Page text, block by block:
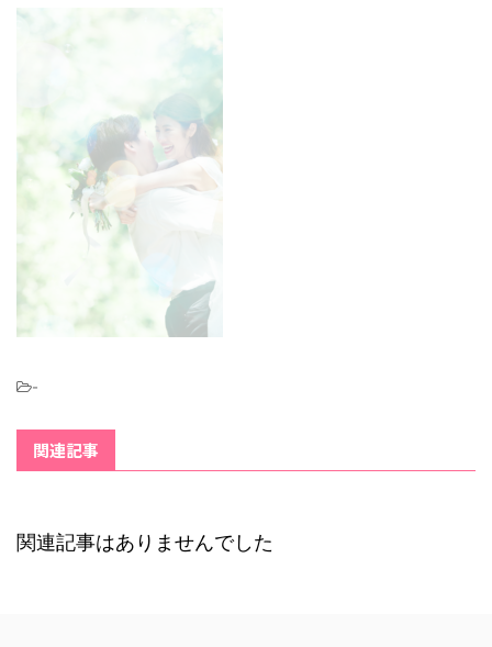
-
関連記事
関連記事はありませんでした